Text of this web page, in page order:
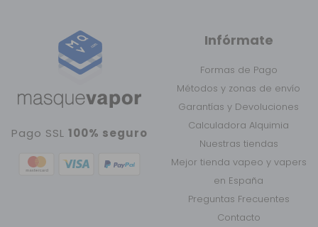
Pago SSL100% seguro
Infórmate
Formas de Pago
Métodos y zonas de envío
Garantías y Devoluciones
Calculadora Alquimia
Nuestras tiendas
Mejor tienda vapeo y vapers
en España
Preguntas Frecuentes
Contacto